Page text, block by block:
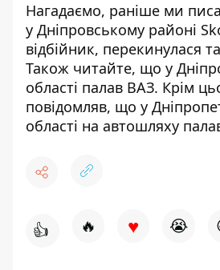
Нагадаємо, раніше ми
у Дніпровському районі
відбійник, перекинулася
Також читайте, що у
області палав ВАЗ. Крім
повідомляв, що у
області на автошляху
👍 🔥 ♥ 😭